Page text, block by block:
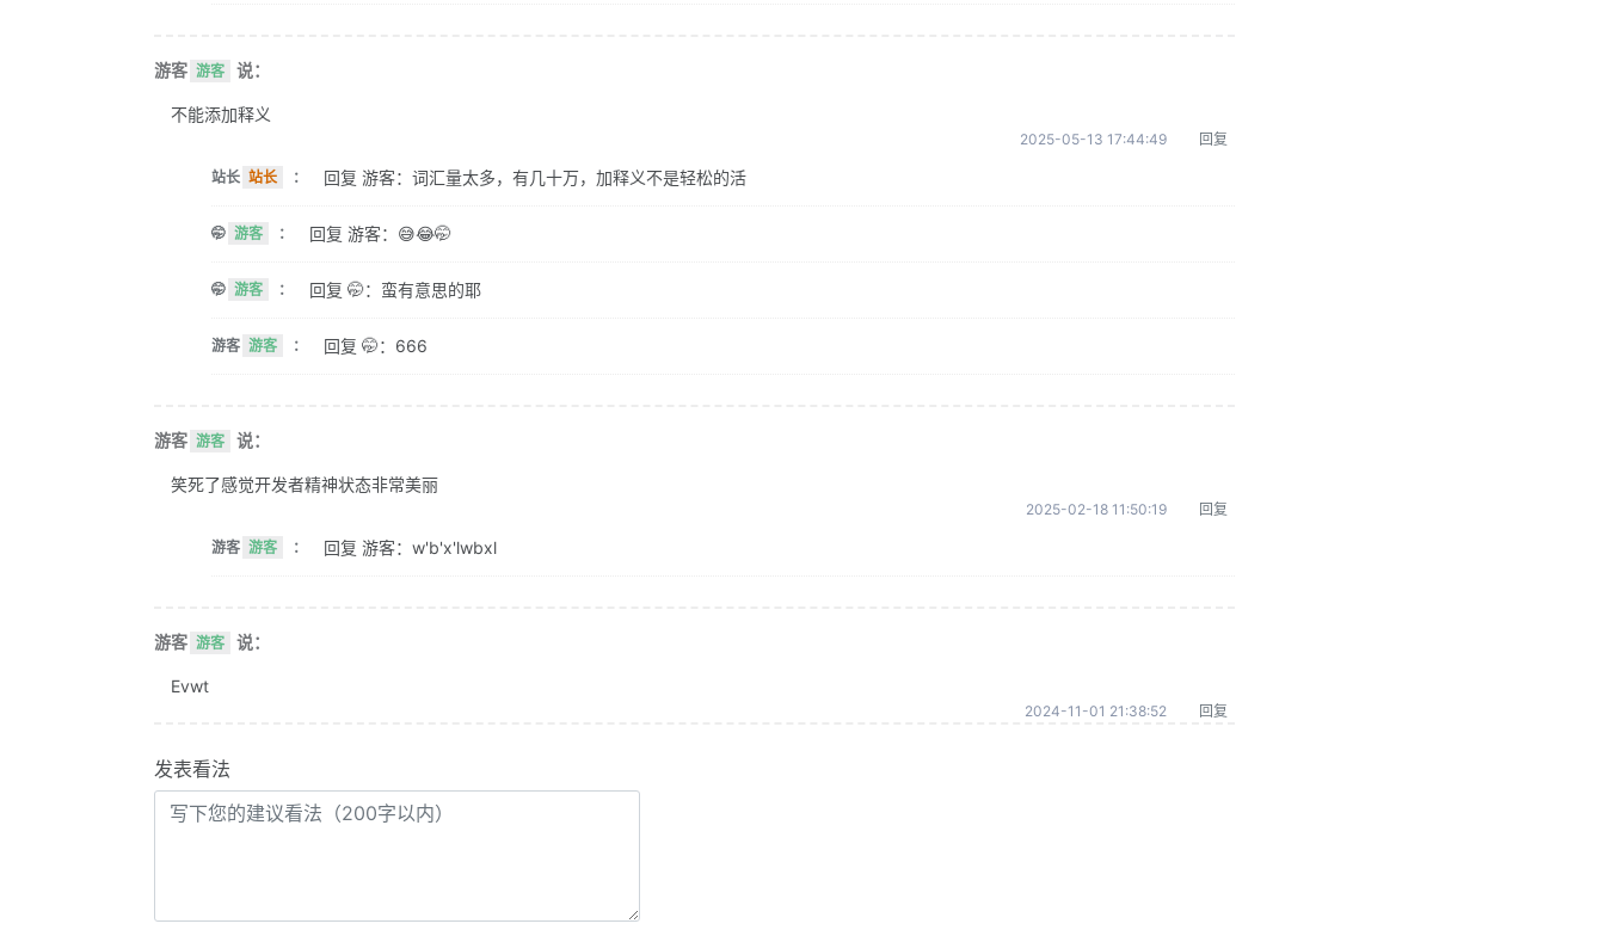
游客 游客 说：
不能添加释义
2025-05-13 17:44:49 回复
站长 站长 ： 回复 游客：词汇量太多，有几十万，加释义不是轻松的活
🤭 游客 ： 回复 游客：😅😂🤭
🤭 游客 ： 回复 🤭：蛮有意思的耶
游客 游客 ： 回复 🤭：666
游客 游客 说：
笑死了感觉开发者精神状态非常美丽
2025-02-18 11:50:19 回复
游客 游客 ： 回复 游客：w'b'x'lwbxl
游客 游客 说：
Evwt
2024-11-01 21:38:52 回复
发表看法